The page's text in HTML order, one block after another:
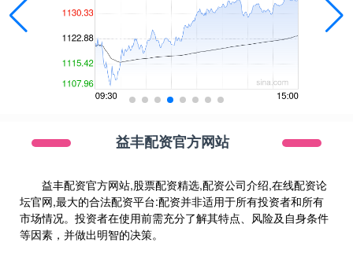
益丰配资官方网站
益丰配资官方网站,股票配资精选,配资公司介绍,在线配资论
坛官网,最大的合法配资平台:配资并非适用于所有投资者和所有
市场情况。投资者在使用前需充分了解其特点、风险及自身条件
等因素，并做出明智的决策。